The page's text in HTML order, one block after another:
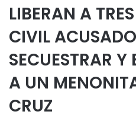
LIBERAN A
CIVIL
SECUESTRAR
A UN
CRUZ